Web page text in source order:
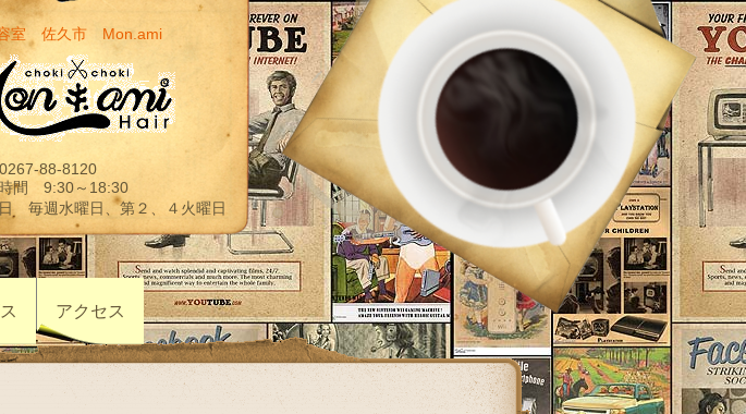
室 佐久市 Mon.ami
88-8120
間 9:30～18:30
毎週水曜日、第２、４火曜日
アクセス